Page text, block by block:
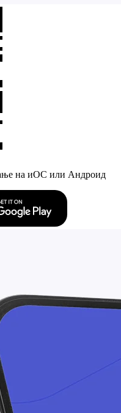
на иОС или Андроид